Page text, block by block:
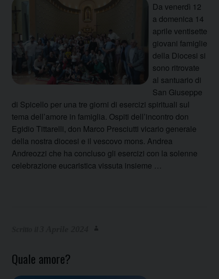
Da venerdì 12
a domenica 14
aprile ventisette
giovani famiglie
della Diocesi si
sono ritrovate
al santuario di
San Giuseppe
di Spicello per una tre giorni di esercizi spirituali sul
tema dell’amore in famiglia. Ospiti dell’incontro don
Egidio Tittarelli, don Marco Presciutti vicario generale
della nostra diocesi e il vescovo mons. Andrea
Andreozzi che ha concluso gli esercizi con la solenne
celebrazione eucaristica vissuta insieme …
Quale amore?